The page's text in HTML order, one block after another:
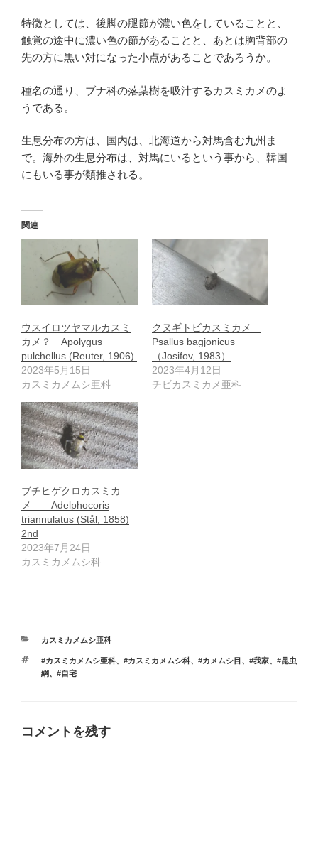
特徴としては、後脚の腿節が濃い色をしていることと、
触覚の途中に濃い色の節があることと、あとは胸背部の
先の方に黒い対になった小点があることであろうか。
種名の通り、ブナ科の落葉樹を吸汁するカスミカメのよ
うである。
生息分布の方は、国内は、北海道から対馬含む九州ま
で。海外の生息分布は、対馬にいるという事から、韓国
にもいる事が類推される。
関連
ウスイロツヤマルカスミ
カメ？ Apolygus
pulchellus (Reuter, 1906).
2023年5月15日
カスミカメムシ亜科
クヌギトビカスミカメ
Psallus bagjonicus
（Josifov, 1983）
2023年4月12日
チビカスミカメ亜科
ブチヒゲクロカスミカ
メ Adelphocoris
triannulatus (Stål, 1858)
2nd
2023年7月24日
カスミカメムシ科
カ
ゴ
リ
カスミカメムシ亜科
タ
グ
#カスミカメムシ亜科、 #カスミカメムシ科、 #カメムシ目 、 #我家、 #昆虫
綱、 #自宅
コメントを残す